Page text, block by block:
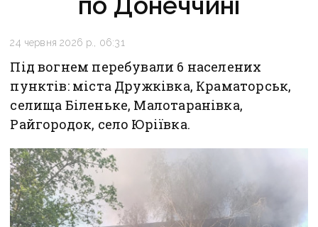
24 червня 2026 р., 06:31
Під вогнем перебували 6 населених
пунктів: міста Дружківка, Краматорськ,
селища Біленьке, Малотаранівка,
Райгородок, село Юріївка.